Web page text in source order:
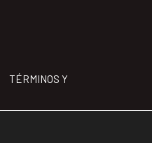
TÉRMINOS Y